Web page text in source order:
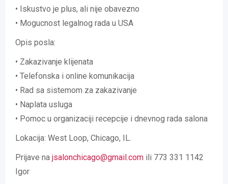
• Iskustvo je plus, ali nije obavezno
• Mogucnost legalnog rada u USA
Opis posla:
• Zakazivanje klijenata
• Telefonska i online komunikacija
• Rad sa sistemom za zakazivanje
• Naplata usluga
• Pomoc u organizaciji recepcije i dnevnog rada salona
Lokacija: West Loop, Chicago, IL.
Prijave na jsalonchicago@gmail.com ili 773 331 1142
Igor